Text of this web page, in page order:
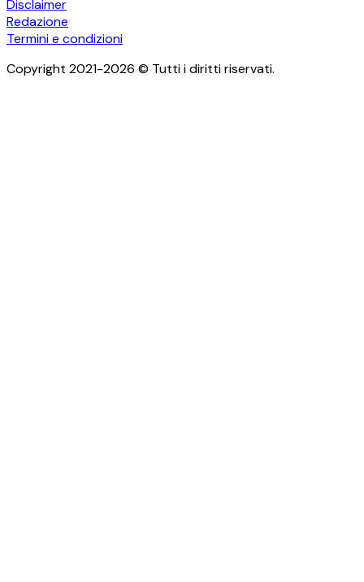
Disclaimer
Redazione
Termini e condizioni
Copyright 2021-2026 © Tutti i diritti riservati.